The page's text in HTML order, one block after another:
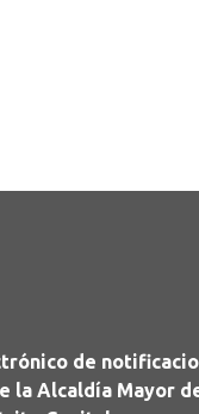
de
la Alcaldía Mayor